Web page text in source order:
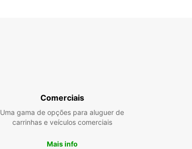
Comerciais
Uma gama de opções para aluguer de
carrinhas e veículos comerciais
Mais info